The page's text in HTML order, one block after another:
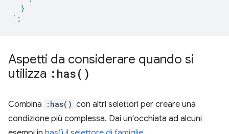
  }
` ;
Aspetti da considerare quando si
utilizza : has( )
Combina :has() con altri selettori per creare una
condizione più complessa. Dai un'occhiata ad alcuni